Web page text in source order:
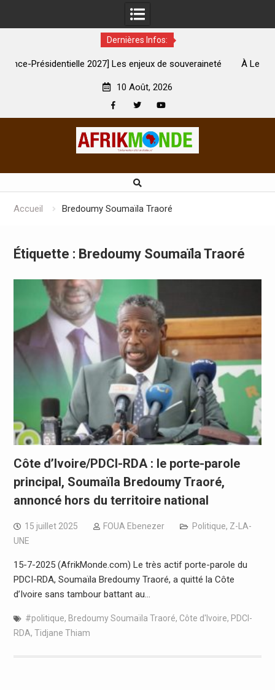
Dernières Infos:
Les enjeux de souveraineté
À Lens, la femme qui avait
10 Août, 2026
Accueil Bredoumy Soumaïla Traoré
Étiquette : Bredoumy Soumaïla Traoré
Côte d’Ivoire/PDCI-RDA : le porte-parole
principal, Soumaïla Bredoumy Traoré,
annoncé hors du territoire national
15 juillet 2025 FOUA Ebenezer Politique, Z-LA-
UNE
15-7-2025 (AfrikMonde.com) Le très actif porte-parole du
PDCI-RDA, Soumaïla Bredoumy Traoré, a quitté la Côte
d’Ivoire sans tambour battant au…
#politique, Bredoumy Soumaïla Traoré, Côte d'Ivoire, PDCI-
RDA, Tidjane Thiam